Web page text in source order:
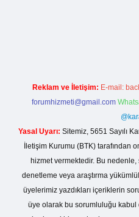
Reklam ve İletişim: E-mail:
forumhizmeti@gmail.com
Yasal Uyarı: Sitemiz, 5651 Sayılı
İletişim Kurumu (BTK) tarafından
hizmet vermektedir. Bu
denetleme veya araştırma
üyelerimiz yazdıkları içeriklerin
üye olarak bu sorumluluğu kabul